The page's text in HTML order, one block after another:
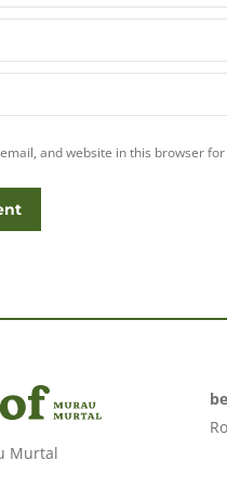
and website in this browser
Murtal